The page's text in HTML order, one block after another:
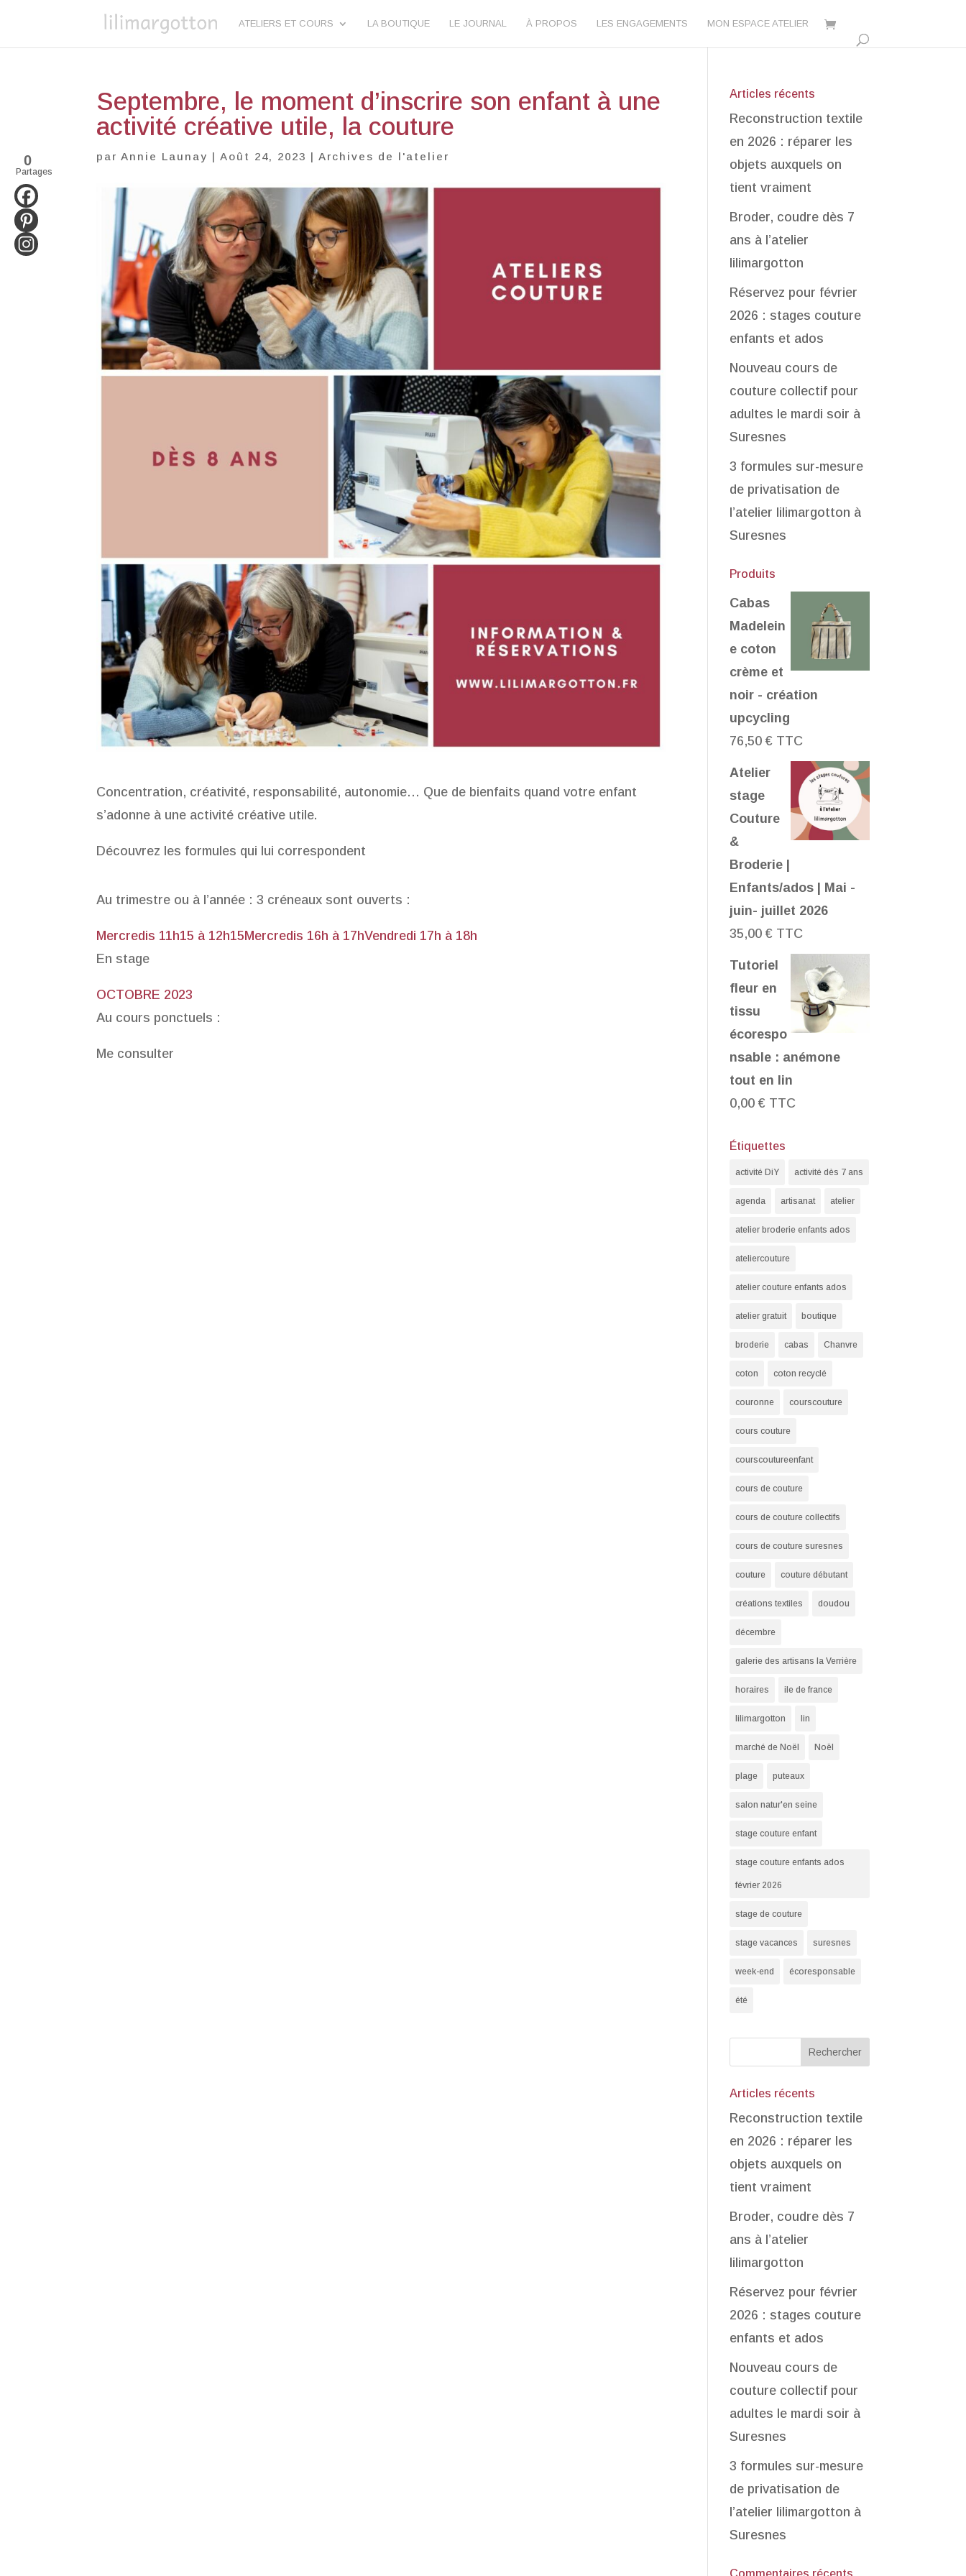
ATELIERS ET COURS LA BOUTIQUE LE JOURNAL À PROPOS LES ENGAGEMENTS MON ESPACE ATELIER
Septembre, le moment d’inscrire son enfant à une
activité créative utile, la couture
parAnnie Launay |Août 24, 2023 |Archives de l'atelier
Concentration, créativité, responsabilité, autonomie… Que de bienfaits quand votre enfant
s’adonne à une activité créative utile.
Découvrez les formules qui lui correspondent
Au trimestre ou à l’année : 3 créneaux sont ouverts :
Mercredis 11h15 à 12h15Mercredis 16h à 17hVendredi 17h à 18h
En stage
OCTOBRE 2023
Au cours ponctuels :
Me consulter
0
Partages
Articles récents
Reconstruction textile
en 2026 : réparer les
objets auxquels on
tient vraiment
Broder, coudre dès 7
ans à l’atelier
lilimargotton
Réservez pour février
2026 : stages couture
enfants et ados
Nouveau cours de
couture collectif pour
adultes le mardi soir à
Suresnes
3 formules sur-mesure
de privatisation de
l’atelier lilimargotton à
Suresnes
Produits
Cabas
Madelein
e coton
crème et
noir - création
upcycling
76,50€ TTC
Atelier
stage
Couture
&
Broderie |
Enfants/ados | Mai -
juin- juillet 2026
35,00€ TTC
Tutoriel
fleur en
tissu
écorespo
nsable : anémone
tout en lin
0,00€ TTC
Étiquettes
activité DiY activité dès 7 ans
agenda artisanat atelier
atelier broderie enfants ados
ateliercouture
atelier couture enfants ados
atelier gratuit boutique
broderie cabas Chanvre
coton coton recyclé
couronne courscouture
cours couture
courscoutureenfant
cours de couture
cours de couture collectifs
cours de couture suresnes
couture couture débutant
créations textiles doudou
décembre
galerie des artisans la Verrière
horaires ile de france
lilimargotton lin
marché de Noël Noël
plage puteaux
salon natur'en seine
stage couture enfant
stage couture enfants ados
février 2026
stage de couture
stage vacances suresnes
week-end écoresponsable
été
Articles récents
Reconstruction textile
en 2026 : réparer les
objets auxquels on
tient vraiment
Broder, coudre dès 7
ans à l’atelier
lilimargotton
Réservez pour février
2026 : stages couture
enfants et ados
Nouveau cours de
couture collectif pour
adultes le mardi soir à
Suresnes
3 formules sur-mesure
de privatisation de
l’atelier lilimargotton à
Suresnes
Commentaires récents